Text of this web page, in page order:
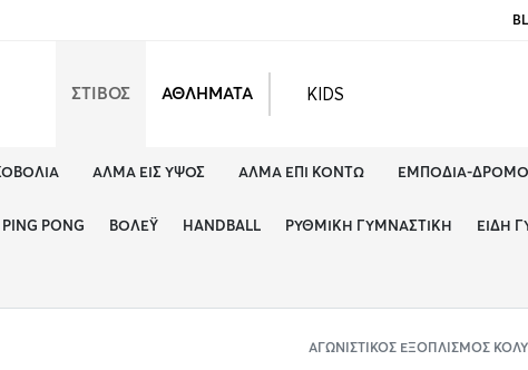
ΣΤΙΒΟΣ ΑΘΛΗΜΑΤΑ KIDS
ΆΛΜΑ ΕΙΣ ΎΨΟΣ ΆΛΜΑ ΕΠΊ ΚΟΝΤΏ ΕΜΠΌΔΙΑ-
PING PONG ΒΌΛΕΫ HANDBALL ΡΥΘΜΙΚΉ ΓΥΜΝΑΣΤΙΚΉ ΕΊΔΗ
ΑΓΩΝΙΣΤΙΚΌΣ ΕΞΟΠΛΙΣΜΌΣ